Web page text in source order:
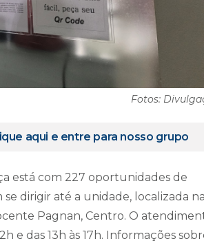
Fotos:
aqui e entre para nosso grupo
está com 227 oportunidades de
dirigir até a unidade, localizada na
Pagnan, Centro. O
e das 13h às 17h. Informações